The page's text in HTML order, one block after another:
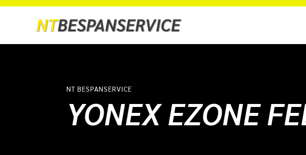
NT BESPANSERVICE
YONEX EZONE